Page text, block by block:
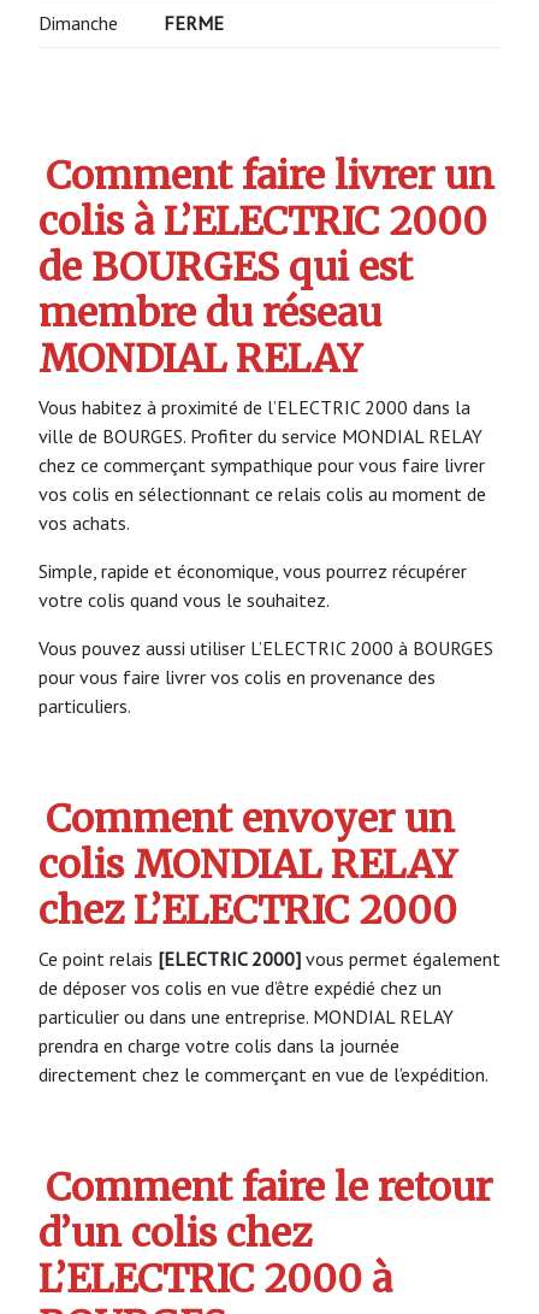
Dimanche FERME
Comment faire livrer un
colis à L’ELECTRIC 2000
de BOURGES qui est
membre du réseau
MONDIAL RELAY
Vous habitez à proximité de l’ELECTRIC 2000 dans la
ville de BOURGES. Profiter du service MONDIAL RELAY
chez ce commerçant sympathique pour vous faire livrer
vos colis en sélectionnant ce relais colis au moment de
vos achats.
Simple, rapide et économique, vous pourrez récupérer
votre colis quand vous le souhaitez.
Vous pouvez aussi utiliser L’ELECTRIC 2000 à BOURGES
pour vous faire livrer vos colis en provenance des
particuliers.
Comment envoyer un
colis MONDIAL RELAY
chez L’ELECTRIC 2000
Ce point relais [ELECTRIC 2000] vous permet également
de déposer vos colis en vue d’être expédié chez un
particulier ou dans une entreprise. MONDIAL RELAY
prendra en charge votre colis dans la journée
directement chez le commerçant en vue de l’expédition.
Comment faire le retour
d’un colis chez
L’ELECTRIC 2000 à